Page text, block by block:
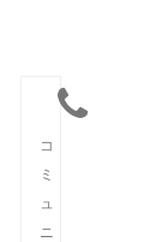
コ
ミ
ュ
ニ